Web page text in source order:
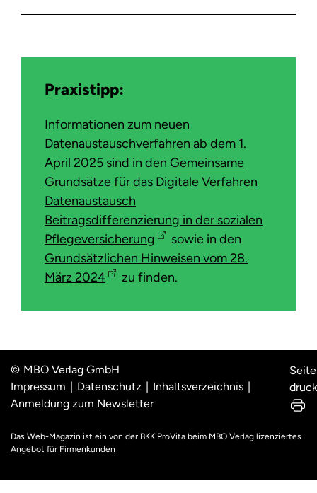
Praxistipp:
Informationen zum neuen
Datenaustauschverfahren ab dem 1.
April 2025 sind in den Gemeinsame
Grundsätze für das Digitale Verfahren
Datenaustausch
Beitragsdifferenzierung in der sozialen
Pflegeversicherung
sowie in den
Grundsätzlichen Hinweisen vom 28.
März 2024
zu finden.
MBO Verlag GmbH
Impressum
Datenschutz
Inhaltsverzeichnis
Anmeldung zum Newsletter
Seite
Das Web-Magazin ist ein von der BKK ProVita beim MBO Verlag lizenziertes
Angebot für Firmenkunden